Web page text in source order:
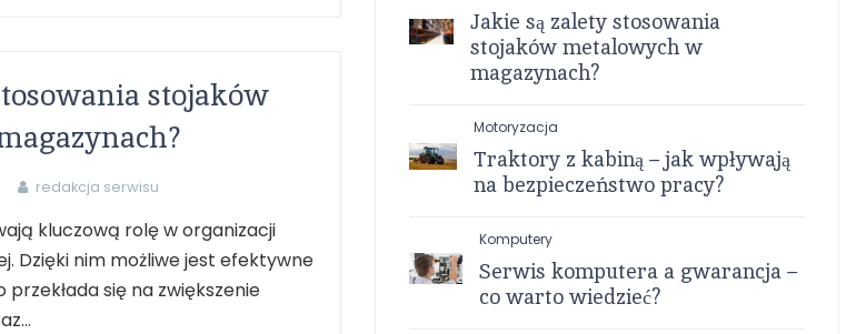
stojaków
redakcja serwisu
kluczową rolę w organizacji
Dzięki nim możliwe jest efektywne
się na zwiększenie
Jakie są zalety stosowania
stojaków metalowych w
magazynach?
Motoryzacja
Traktory z kabiną – jak wpływają
na bezpieczeństwo pracy?
Komputery
Serwis komputera a gwarancja –
co warto wiedzieć?